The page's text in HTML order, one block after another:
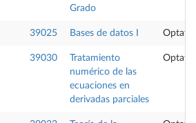
Grado
39025 Bases de datos I
39030
Tratamiento
numérico de las
ecuaciones en
derivadas parciales